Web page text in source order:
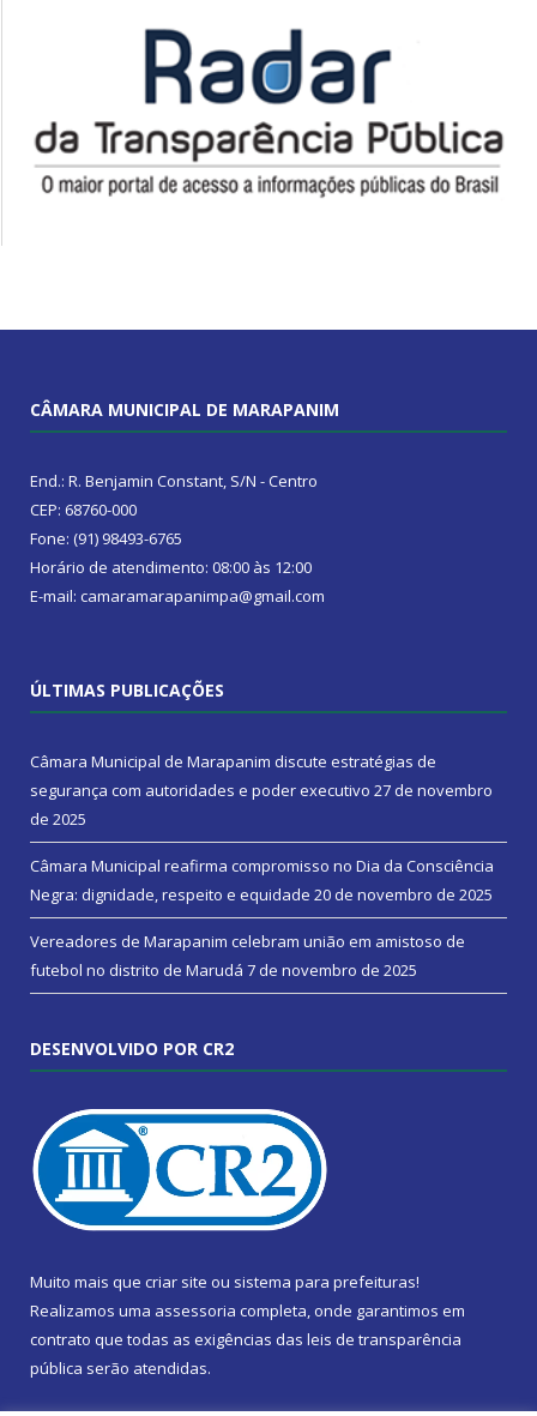
CÂMARA MUNICIPAL DE MARAPANIM
End.: R. Benjamin Constant, S/N - Centro
CEP: 68760-000
Fone: (91) 98493-6765
Horário de atendimento: 08:00 às 12:00
E-mail: camaramarapanimpa@gmail.com
ÚLTIMAS PUBLICAÇÕES
Câmara Municipal de Marapanim discute estratégias de
segurança com autoridades e poder executivo 27 de novembro
de 2025
Câmara Municipal reafirma compromisso no Dia da Consciência
Negra: dignidade, respeito e equidade 20 de novembro de 2025
Vereadores de Marapanim celebram união em amistoso de
futebol no distrito de Marudá 7 de novembro de 2025
DESENVOLVIDO POR CR2
Muito mais que criar site ou sistema para prefeituras!
Realizamos uma assessoria completa, onde garantimos em
contrato que todas as exigências das leis de transparência
pública serão atendidas.